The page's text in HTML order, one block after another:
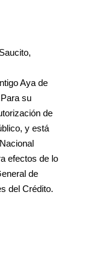
Aya de
su
de
y está
efectos de lo
de
del Crédito.